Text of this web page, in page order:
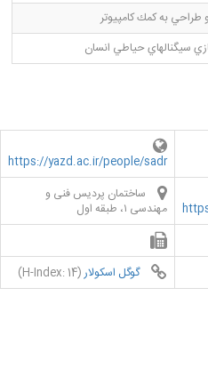
طراحي به كمك كامپيوتر
سيگنالهاي حياطي انسان
https://yazd.ac.ir/people/sadr
ساختمان پردیس فنی و
مهندسی ۱، طبقه اول
گوگل اسکولار(H-Index: 14)